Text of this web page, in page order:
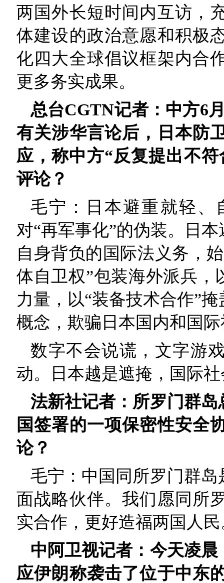
两国外长短时间内互访，
体建设的政治意愿和积极
化四大全球倡议框架内合
更多务实成果。
总台CGTN记者：中方6
有关涉华言论后，日本防
应，称中方“反复提出不
评论？
毛宁：日本避重就轻、
对“再军事化”的伪装。日
自身背负的国际法义务，
体自卫权”包装海外派兵，
力量，以“装备技术合作”
概念，欺骗日本国内和国
数字不会说谎，文字游
动。日本越是遮掩，国际
法新社记者：所罗门群
国签署的一项保密性安全
论？
毛宁：中国同所罗门群
面战略伙伴。我们愿同所
实合作，更好造福两国人
中阿卫视记者：今天凌
应伊朗称袭击了位于中东